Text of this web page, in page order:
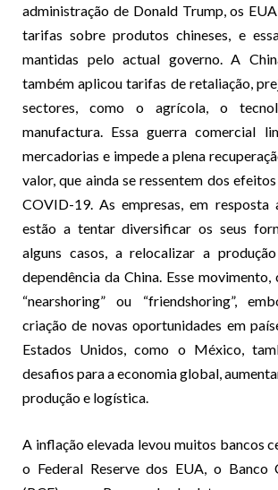
administração de Donald Trump, os
tarifas sobre produtos chineses, e
mantidas pelo actual governo. A
também aplicou tarifas de retaliação,
sectores, como o agrícola, o
manufactura. Essa guerra comercial
mercadorias e impede a plena
valor, que ainda se ressentem dos
COVID-19. As empresas, em resposta
estão a tentar diversificar os seus
alguns casos, a relocalizar a
dependência da China. Esse
“nearshoring” ou “friendshoring”,
criação de novas oportunidades em
Estados Unidos, como o México,
desafios para a economia global,
produção e logística.
A inflação elevada levou muitos bancos
o Federal Reserve dos EUA, o Banco